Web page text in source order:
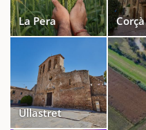
La Pera Corçà
Ullastret